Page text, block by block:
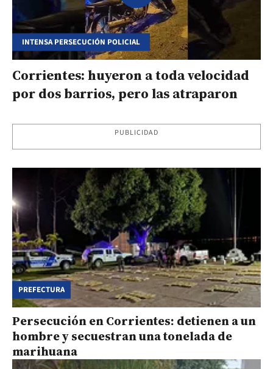
INTENSA PERSECUCIÓN POLICIAL
Corrientes: huyeron a toda velocidad
por dos barrios, pero las atraparon
PUBLICIDAD
PREFECTURA
Persecución en Corrientes: detienen a un
hombre y secuestran una tonelada de
marihuana